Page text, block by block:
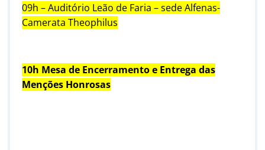
09h – Auditório Leão de Faria – sede Alfenas-
Camerata Theophilus
10h Mesa de Encerramento e Entrega das
Menções Honrosas